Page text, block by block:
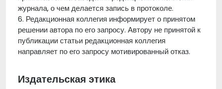
журнала, о чем делается запись в протоколе.
6. Редакционная коллегия информирует о принятом
решении автора по его запросу. Автору не принятой к
публикации статьи редакционная коллегия
направляет по его запросу мотивированный отказ.
Издательская этика